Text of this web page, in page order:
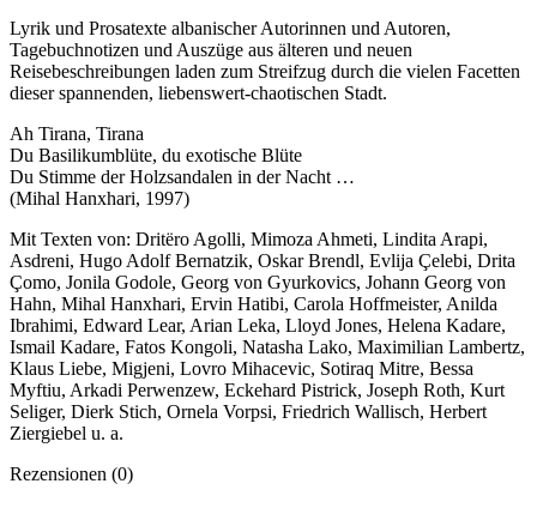
Lyrik und Prosatexte albanischer Autorinnen und Autoren,
Tagebuchnotizen und Auszüge aus älteren und neuen
Reisebeschreibungen laden zum Streifzug durch die vielen Facetten
dieser spannenden, liebenswert-chaotischen Stadt.
Ah Tirana, Tirana
Du Basilikumblüte, du exotische Blüte
Du Stimme der Holzsandalen in der Nacht …
(Mihal Hanxhari, 1997)
Mit Texten von: Dritëro Agolli, Mimoza Ahmeti, Lindita Arapi,
Asdreni, Hugo Adolf Bernatzik, Oskar Brendl, Evlija Çelebi, Drita
Çomo, Jonila Godole, Georg von Gyurkovics, Johann Georg von
Hahn, Mihal Hanxhari, Ervin Hatibi, Carola Hoffmeister, Anilda
Ibrahimi, Edward Lear, Arian Leka, Lloyd Jones, Helena Kadare,
Ismail Kadare, Fatos Kongoli, Natasha Lako, Maximilian Lambertz,
Klaus Liebe, Migjeni, Lovro Mihacevic, Sotiraq Mitre, Bessa
Myftiu, Arkadi Perwenzew, Eckehard Pistrick, Joseph Roth, Kurt
Seliger, Dierk Stich, Ornela Vorpsi, Friedrich Wallisch, Herbert
Ziergiebel u. a.
Rezensionen (0)